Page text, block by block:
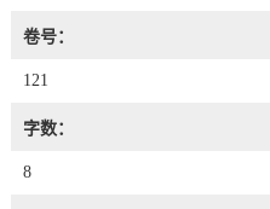
卷号：
121
字数：
8